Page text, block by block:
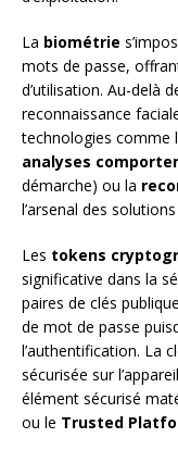
La biométrie
mots de passe,
d’utilisation. Au-delà
reconnaissance
technologies comme
analyses
démarche) ou la
l’arsenal des
Les tokens
significative dans la
paires de clés
de mot de passe
l’authentification. La
sécurisée sur
élément sécurisé
ou le Trusted